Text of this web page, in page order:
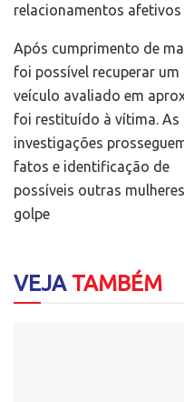
relacionamentos
Após cumprimento de
foi possível recuperar um
veículo avaliado em
foi restituído à vítima. As
investigações
fatos e identificação de
possíveis outras
golpe
VEJATAMBÉM